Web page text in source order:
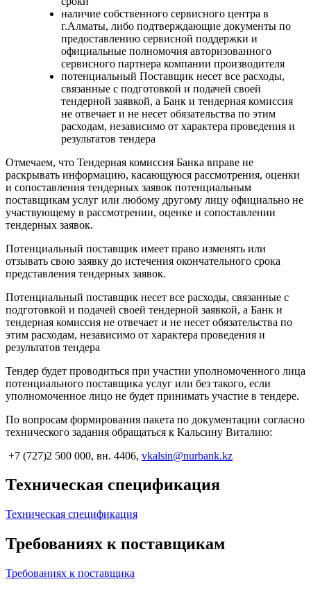
наличие собственного сервисного центра в
г.Алматы, либо подтверждающие документы по
предоставлению сервисной поддержки и
официальные полномочия авторизованного
сервисного партнера компании производителя
потенциальный Поставщик несет все расходы,
связанные с подготовкой и подачей своей
тендерной заявкой, а Банк и тендерная комиссия
не отвечает и не несет обязательства по этим
расходам, независимо от характера проведения и
результатов тендера
Отмечаем, что Тендерная комиссия Банка вправе не
раскрывать информацию, касающуюся рассмотрения, оценки
и сопоставления тендерных заявок потенциальным
поставщикам услуг или любому другому лицу официально не
участвующему в рассмотрении, оценке и сопоставлении
тендерных заявок.
Потенциальный поставщик имеет право изменять или
отзывать свою заявку до истечения окончательного срока
представления тендерных заявок.
Потенциальный поставщик несет все расходы, связанные с
подготовкой и подачей своей тендерной заявкой, а Банк и
тендерная комиссия не отвечает и не несет обязательства по
этим расходам, независимо от характера проведения и
результатов тендера
Тендер будет проводиться при участии уполномоченного лица
потенциального поставщика услуг или без такого, если
уполномоченное лицо не будет принимать участие в тендере.
По вопросам формирования пакета по документации согласно
технического задания обращаться к Кальсину Виталию:
+7 (727)2 500 000, вн. 4406, vkalsin@nurbank.kz
Техническая спецификация
Техническая спецификация
Требованиях к поставщикам
Требованиях к поставщика